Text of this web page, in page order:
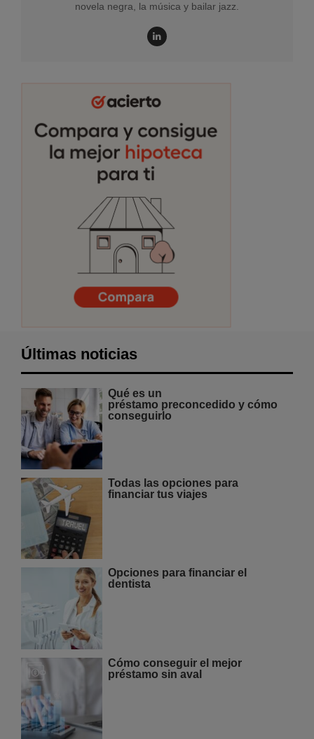
novela negra, la música y bailar jazz.
Últimas noticias
Qué es un
préstamo preconcedido y cómo
conseguirlo
Todas las opciones para
financiar tus viajes
Opciones para financiar el
dentista
Cómo conseguir el mejor
préstamo sin aval